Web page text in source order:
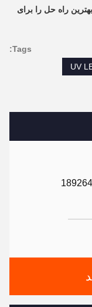
بهترین راه حل را برای
Tags: